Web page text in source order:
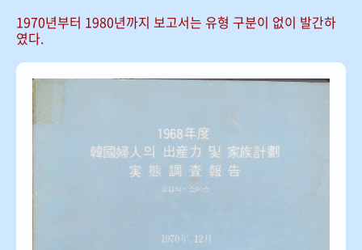
1970년부터 1980년까지 보고서는 유형 구분이 없이 발간하
였다.